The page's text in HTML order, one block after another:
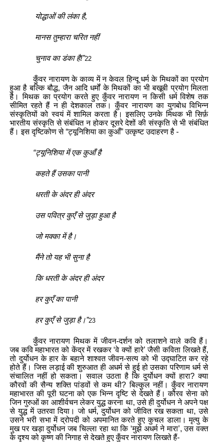
योद्धाओं की लंका है,
मानस तुम्हारा चरित नहीं
चुनाव का डंका है!”22
कुँवर नारायण के काव्य में न केवल हिन्दू धर्म के मिथकों का प्रयोग
हुआ है बल्कि बौद्ध,जैन आदि धर्मों के मिथकों का भी बखूबी प्रयोग मिलता
है । मिथक का प्रयोग करते हुए कुँवर नारायण न किसी धर्म विशेष तक
सीमित रहते हैं न ही देशकाल तक। कुँवर नारायण का युगबोध विभिन्न
संस्कृतियों को स्वयं में शामिल करता है। इसलिए उनके मिथक भी सिर्फ़
भारतीय संस्कृति से संबंधित न होकर दूसरे देशों की संस्कृति से भी संबंधित
हैं । इस दृष्टिकोण से “ट्यूनिशिया का कुआँ” उत्कृष्ट उदाहरण है -
“ट्यूनिशिया में एक कुआँ है
कहते हैं उसका पानी
धरती के अंदर ही अंदर
उस पवित्र कुएँ से जुड़ा हुआ है
जो मक्का में है।
मैंने तो यह भी सुना है
कि धरती के अंदर ही अंदर
हर कुएँ का पानी
हर कुएँ से जुड़ा है।”23
कुँवर नारायण मिथक में जीवन-दर्शन को तलाशने वाले कवि हैं ।
जब कवि महाभारत को केंद्र में रखकर ‘वे क्यों हारे’ जैसी कविता लिखते हैं,
तो दुर्योधन के हार के बहाने शाश्वत जीवन-सत्य को भी उद्घाटित कर रहे
होते हैं। जिस लड़ाई की शुरुआत ही अधर्म से हुई हो उसका परिणाम धर्म से
संचालित नहीं हो सकता । सवाल उठता है कि दुर्योधन क्यों हारा?क्या
कौरवों की सैन्य शक्ति पांडवों से कम थी?बिल्कुल नहीं। कुँवर नारायण
महाभारत की पूरी घटना को एक भिन्न दृष्टि से देखते हैं। कौरव सेना को
जिन गुरुओं का आशीर्वचन लेकर युद्ध करना था,उसे ही दुर्योधन ने अपने पक्ष
से युद्ध में उतरवा दिया । जो धर्म,दुर्योधन को जीवित रख सकता था,उसे
उसने भरी सभा में द्रोपदी को अपमानित करते हुए कुचल डाला। मृत्यु के
मुख पर खड़ा दुर्योधन जब चिल्ला रहा था कि ‘मुझे अधर्म ने मारा’,उस वक्त
के दृश्य को कृष्ण की निगाह से देखते हुए कुँवर नारायण लिखते हैं-